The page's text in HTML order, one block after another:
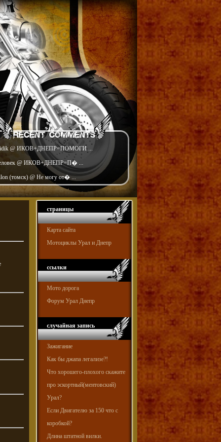
@ ИКОВ+ДНЕПР=ПОМОГИ ...
@ ИКОВ+ДНЕПР=П� ...
(томск) @ Не могу от� ...
страницы
Карта сайта
Мотоциклы Урал и Днепр
ссылки
Мото дорога
Форум Урал Днепр
случайная запись
Зажигание
Как бы джапа легализе?!
Что хорошего-плохого скажите
про эскортный(ментовский)
Урал?
Если Двигателю за 150 что с
коробкой?
Длина штатной вилки.